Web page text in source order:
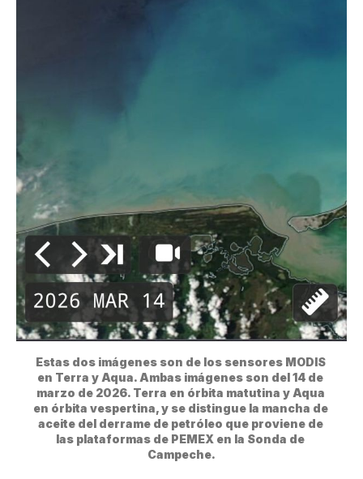
Estas dos imágenes son de los sensores MODIS
en Terra y Aqua. Ambas imágenes son del 14 de
marzo de 2026. Terra en órbita matutina y Aqua
en órbita vespertina, y se distingue la mancha de
aceite del derrame de petróleo que proviene de
las plataformas de PEMEX en la Sonda de
Campeche.